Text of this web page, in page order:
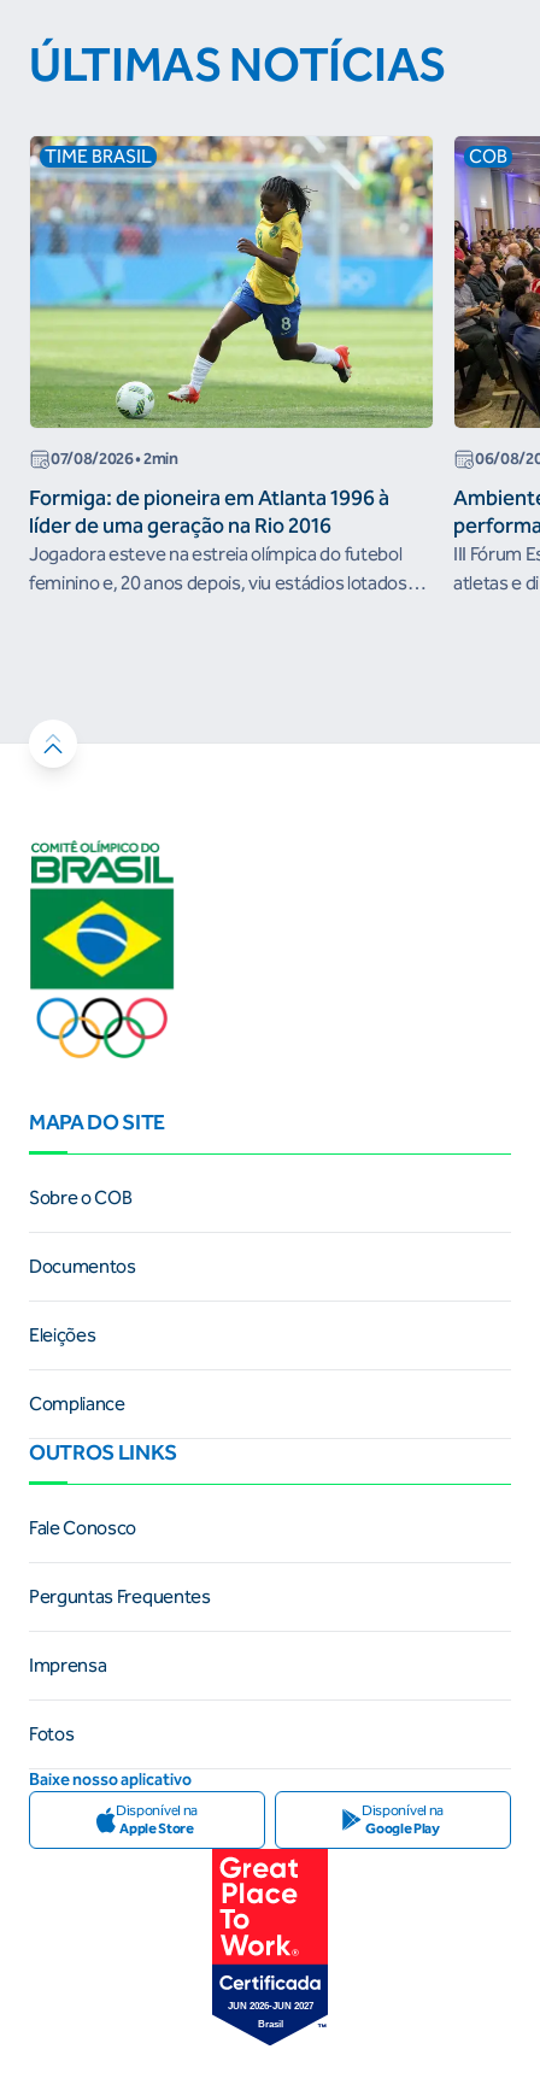
ÚLTIMAS NOTÍCIAS
TIME BRASIL
07/08/2026• 2min
Formiga: de pioneira em Atlanta 1996 à
líder de uma geração na Rio 2016
Jogadora esteve na estreia olímpica do futebol
feminino e, 20 anos depois, viu estádios lotados
COB
06/08/
III Fórum
atletas e
MAPA DO SITE
Sobre o COB
Documentos
Eleições
Compliance
OUTROS LINKS
Fale Conosco
Perguntas Frequentes
Imprensa
Fotos
Baixe nosso aplicativo
Disponível na
Apple Store
Disponível na
Google Play